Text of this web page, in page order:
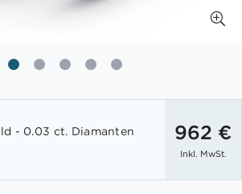
- 0.03 ct. Diamanten
962 €
Inkl. MwSt.